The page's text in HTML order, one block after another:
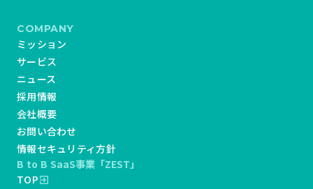
COMPANY
ミッション
サービス
ニュース
採用情報
会社概要
お問い合わせ
情報セキュリティ方針
B to B SaaS事業「ZEST」
TOPexit_to_app